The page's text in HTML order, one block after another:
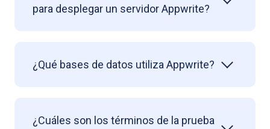
para desplegar un servidor Appwrite?
¿Qué bases de datos utiliza Appwrite?
¿Cuáles son los términos de la prueba